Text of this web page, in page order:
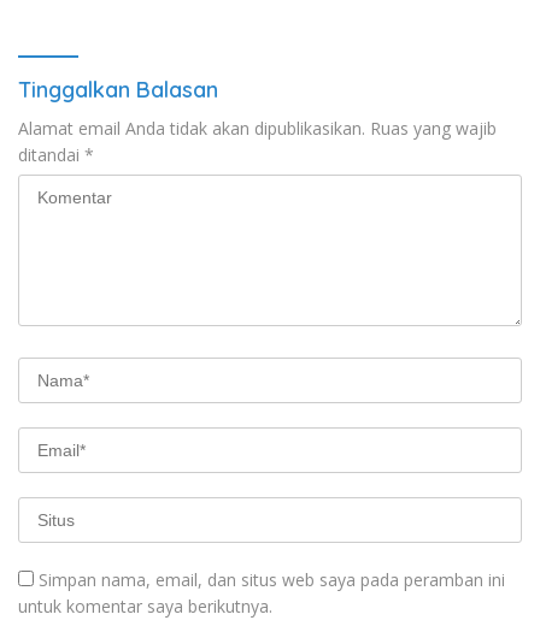
Tinggalkan Balasan
Alamat email Anda tidak akan dipublikasikan. Ruas yang wajib
ditandai *
Simpan nama, email, dan situs web saya pada peramban ini
untuk komentar saya berikutnya.